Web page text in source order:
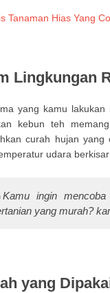
Tanaman Hias Yang
Lingkungan
yang kamu
kebun teh
curah hujan
udara
Kamu ingin
yang murah?
yang